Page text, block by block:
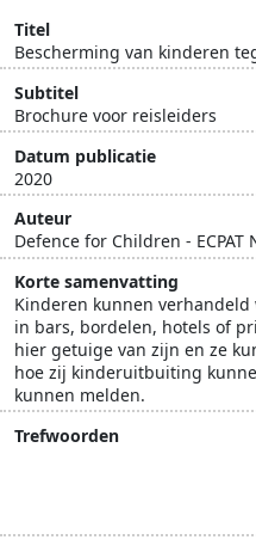
Titel
Bescherming van kinderen
Subtitel
Brochure voor reisleiders
Datum publicatie
2020
Auteur
Defence for Children - ECPAT
Korte samenvatting
Kinderen kunnen
in bars, bordelen, hotels of
hier getuige van zijn en ze
hoe zij kinderuitbuiting
kunnen melden.
Trefwoorden